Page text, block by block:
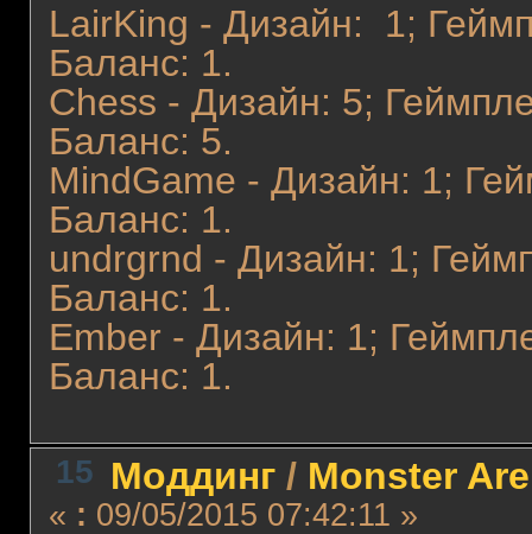
LairKing - Дизайн: 1;
Баланс: 1.
Chess - Дизайн: 5;
Баланс: 5.
MindGame - Дизайн: 1;
Баланс: 1.
undrgrnd - Дизайн: 1;
Баланс: 1.
Ember - Дизайн: 1;
Баланс: 1.
15 Моддинг/ Monster
« : 09/05/2015 07:42:11 »